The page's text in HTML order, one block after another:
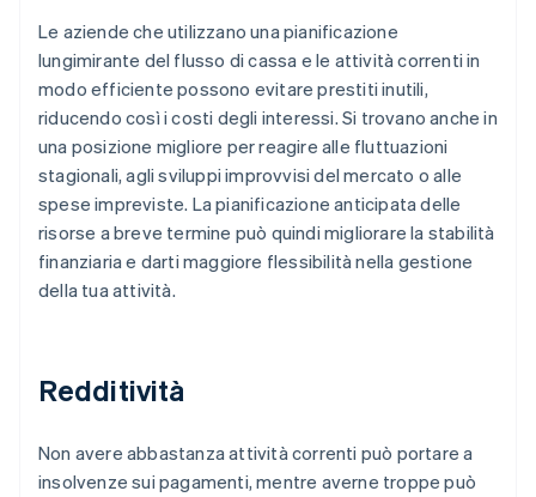
Le aziende che utilizzano una pianificazione
lungimirante del flusso di cassa e le attività correnti in
modo efficiente possono evitare prestiti inutili,
riducendo così i costi degli interessi. Si trovano anche in
una posizione migliore per reagire alle fluttuazioni
stagionali, agli sviluppi improvvisi del mercato o alle
spese impreviste. La pianificazione anticipata delle
risorse a breve termine può quindi migliorare la stabilità
finanziaria e darti maggiore flessibilità nella gestione
della tua attività.
Redditività
Non avere abbastanza attività correnti può portare a
insolvenze sui pagamenti, mentre averne troppe può